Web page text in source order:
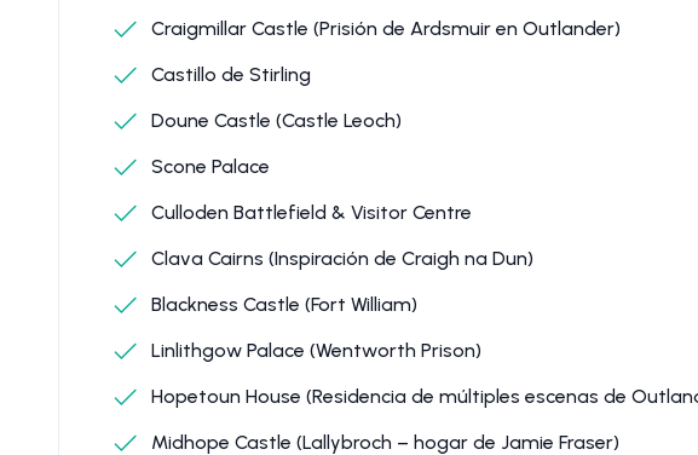
Craigmillar Castle (Prisión de Ardsmuir en Outlander)
Castillo de Stirling
Doune Castle (Castle Leoch)
Scone Palace
Culloden Battlefield & Visitor Centre
Clava Cairns (Inspiración de Craigh na Dun)
Blackness Castle (Fort William)
Linlithgow Palace (Wentworth Prison)
Hopetoun House (Residencia de múltiples escenas de
Midhope Castle (Lallybroch – hogar de Jamie Fraser)